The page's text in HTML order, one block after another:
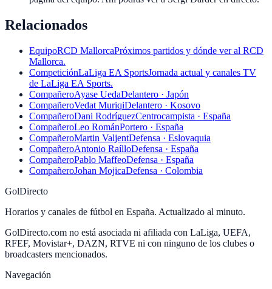
Relacionados
EquipoRCD MallorcaPróximos partidos y dónde ver al RCD
Mallorca.
CompeticiónLaLiga EA SportsJornada actual y canales TV
de LaLiga EA Sports.
CompañeroAyase UedaDelantero · Japón
CompañeroVedat MuriqiDelantero · Kosovo
CompañeroDani RodríguezCentrocampista · España
CompañeroLeo RománPortero · España
CompañeroMartin ValjentDefensa · Eslovaquia
CompañeroAntonio RaílloDefensa · España
CompañeroPablo MaffeoDefensa · España
CompañeroJohan MojicaDefensa · Colombia
GolDirecto
Horarios y canales de fútbol en España. Actualizado al minuto.
GolDirecto.com no está asociada ni afiliada con LaLiga, UEFA,
RFEF, Movistar+, DAZN, RTVE ni con ninguno de los clubes o
broadcasters mencionados.
Navegación